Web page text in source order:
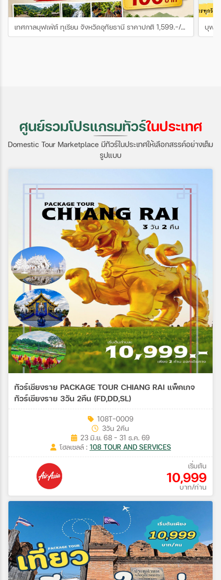
ชุมชนโป่งแดง ทำกิจกรรม Workshoo ทำโคม
ผ้าล้านนา และกิจกรรมชุมชน อาทิเช่น ทำเข้า
ควบ ยิงก๋งลูกไม้ปลูกป่าและการเลี้ยงกบ– และ
ปิดท้ายเส้นทางที่ 2 ด้วยการทำกิจกรรมแช่เท้า
เศรษฐกิจที่เข้มแข็ง ควบคู่กับการยกระดับ
คุณภาพชีวิตของประชาชนอย่างยั่งยืนข่าวโดย
: จันทร์ฉาย สมศักดิ์ศรี
เทศกาลบุฟเฟ่ต์ ทุเรียน จังหวัดอุทัยธานี ราคาปกติ 1,599.-/ท่าน
ศูนย์รวมโปรแกรมทัวร์ในประเทศ
Domestic Tour Marketplace มีทัวร์ในประเทศให้เลือกสรรค์อย่างเต็ม
รูปแบบ
ทัวร์เชียงราย PACKAGE TOUR CHIANG RAI แพ็คเกจ
ทัวร์เชียงราย 3วัน 2คืน (FD,DD,SL)
108T-0009
3วัน 2คืน
23 มิ.ย. 68 - 31 ธ.ค. 69
โฮลเซลล์ : 108 TOUR AND SERVICES
เริ่มต้น
10,999
บาท/ท่าน